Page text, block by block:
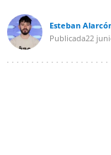
Esteban
Publicada22